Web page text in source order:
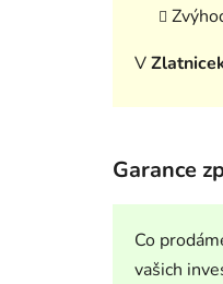
V
Garance
Co
vašich